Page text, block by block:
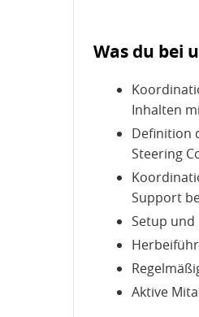
Was du bei
Inhalten
Definition
Steering
Support
Setup
Aktive